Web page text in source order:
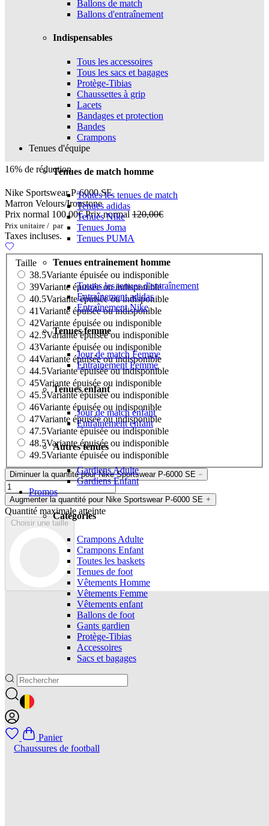
Ballons de match
Ballons d'entraînement
Indispensables
Tous les accessoires
Tous les sacs et bagages
Protège-Tibias
Chaussettes à grip
Lacets
Bandages et protection
Bandes
Crampons
Tenues d'équipe
Tenues de match homme
Toutes les tenues de match
Tenues adidas
Tenues Nike
Tenues Joma
Tenues PUMA
Tenues entrainement homme
Toutes les tenues d'entraînement
Entraînement adidas
Entraînement Nike
Tenues femme
Jour de match Femme
Entraînement Femme
Tenues enfant
Jour de match enfant
Entraînement enfant
Autres tenues
Gardiens Adulte
Gardiens Enfant
Promos
Catégories
Crampons Adulte
Crampons Enfant
Toutes les baskets
Tenues de foot
Vêtements Homme
Vêtements Femme
Vêtements enfant
Ballons de foot
Gants gardien
Protège-Tibias
Accessoires
Sacs et bagages
GEOLOCATION BUTTON: BELGIQUE
Panier
Chaussures de football
16% de réduction
Nike Sportswear P-6000 SE
Marron Velours/Ironstone
Prix normal 100,00€Prix normal 120,00€
Prix unitaire / par
Taxes incluses.
Taille
38.5Variante épuisée ou indisponible
39Variante épuisée ou indisponible
40.5Variante épuisée ou indisponible
41Variante épuisée ou indisponible
42Variante épuisée ou indisponible
42.5Variante épuisée ou indisponible
43Variante épuisée ou indisponible
44Variante épuisée ou indisponible
44.5Variante épuisée ou indisponible
45Variante épuisée ou indisponible
45.5Variante épuisée ou indisponible
46Variante épuisée ou indisponible
47Variante épuisée ou indisponible
47.5Variante épuisée ou indisponible
48.5Variante épuisée ou indisponible
49.5Variante épuisée ou indisponible
Diminuer la quantité pour Nike Sportswear P-6000 SE
Augmenter la quantité pour Nike Sportswear P-6000 SE
Quantité maximale atteinte
Choisir une taille